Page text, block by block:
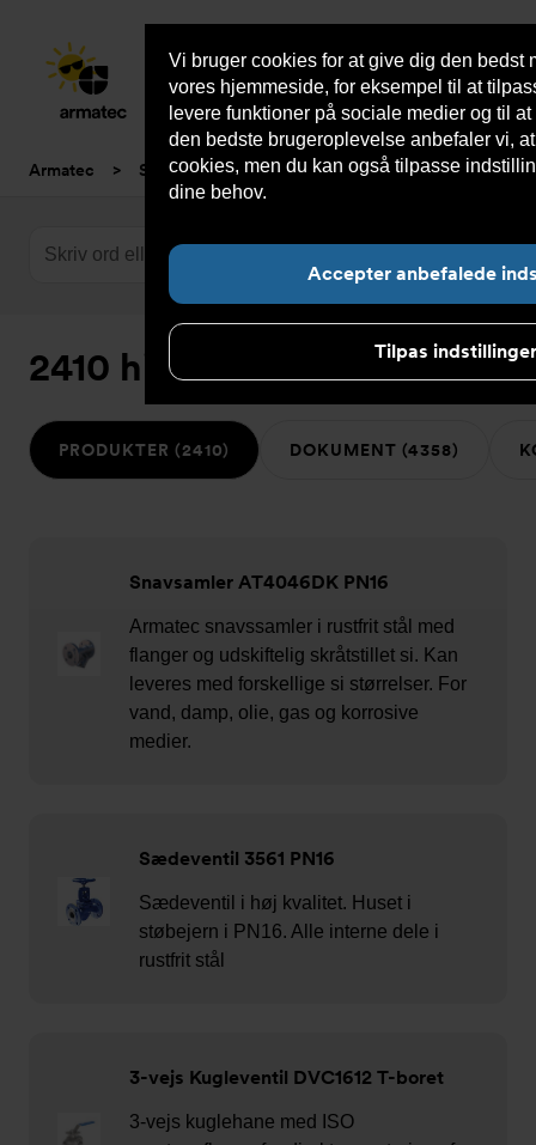
Vi bruger cookies for at give dig den bedst
vores hjemmeside, for eksempel til at
levere funktioner på sociale medier og til
den bedste brugeroplevelse anbefaler vi,
cookies, men du kan også tilpasse
dine behov.
Accepter anbefalede
Tilpas indstillinger
Du
Armatec > Søg
Søg
2410 hits på ””
PRODUKTER (2410) DOKUMENT (4358)
Snavsamler AT4046DK PN16
Armatec snavssamler i rustfrit stål med
flanger og udskiftelig skråtstillet si. Kan
leveres med forskellige si størrelser. For
vand, damp, olie, gas og korrosive
medier.
Sædeventil 3561 PN16
Sædeventil i høj kvalitet. Huset i
støbejern i PN16. Alle interne dele i
rustfrit stål
3-vejs Kugleventil DVC1612 T-boret
3-vejs kuglehane med ISO